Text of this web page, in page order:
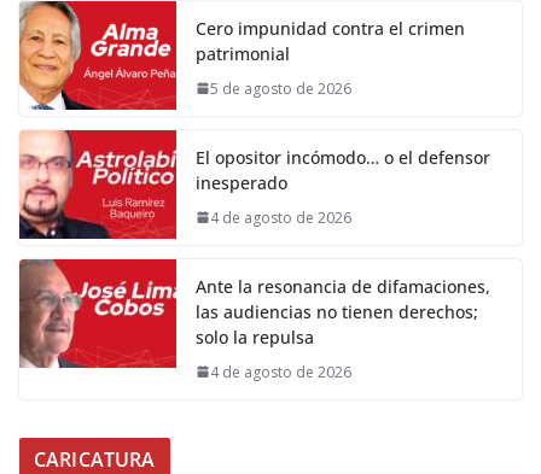
Cero impunidad contra el crimen
patrimonial
5 de agosto de 2026
El opositor incómodo… o el defensor
inesperado
4 de agosto de 2026
Ante la resonancia de difamaciones,
las audiencias no tienen derechos;
solo la repulsa
4 de agosto de 2026
CARICATURA